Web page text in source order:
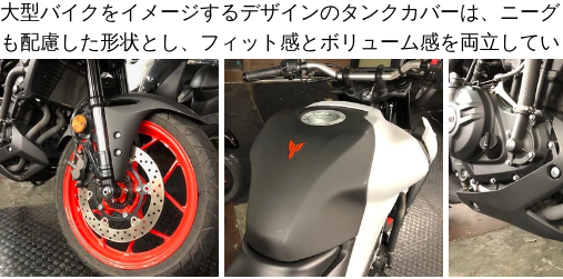
大型バイクをイメージするデザインのタンクカバーは、ニー
も配慮した形状とし、フィット感とボリューム感を両立してい